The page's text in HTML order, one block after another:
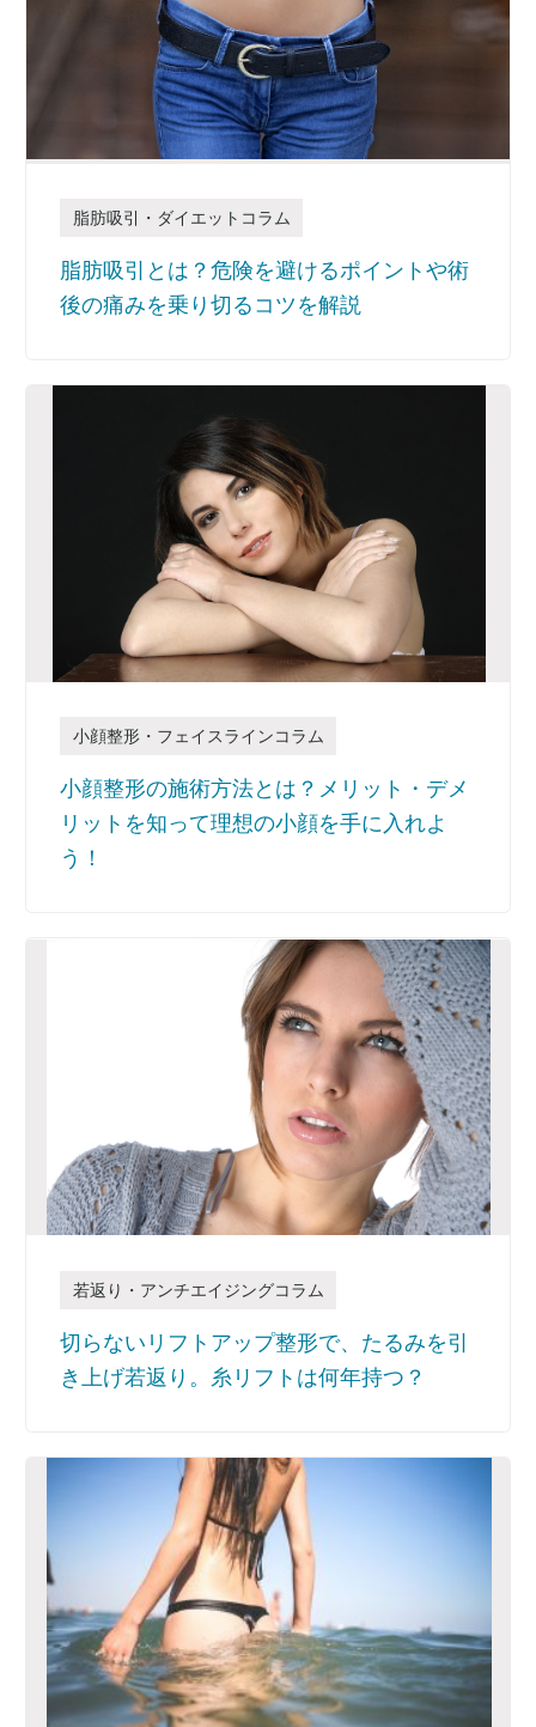
脂肪吸引・ダイエットコラム
脂肪吸引とは？危険を避けるポイントや術
後の痛みを乗り切るコツを解説
小顔整形・フェイスラインコラム
小顔整形の施術方法とは？メリット・デメ
リットを知って理想の小顔を手に入れよ
う！
若返り・アンチエイジングコラム
切らないリフトアップ整形で、たるみを引
き上げ若返り。糸リフトは何年持つ？